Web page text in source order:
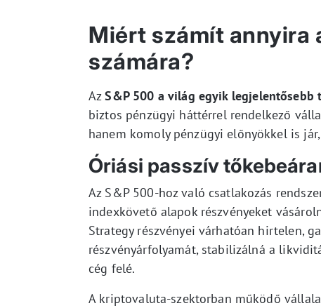
Miért számít annyira
számára?
AzS&P 500 a világ egyik legjelentősebb
biztos pénzügyi háttérrel rendelkező
hanem komoly pénzügyi előnyökkel is
Óriási passzív
Az S&P 500-hoz való csatlakozás
indexkövető alapok részvényeket
Strategy részvényei várhatóan hirtelen,
részvényárfolyamát, stabilizálná a
cég felé.
A kriptovaluta-szektorban működő